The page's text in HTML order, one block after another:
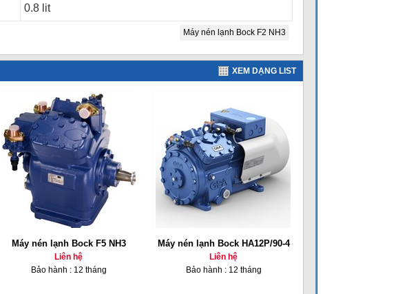
0.8 lit
Máy nén lạnh Bock F2 NH3
XEM DẠNG LIST
Máy nén lạnh Bock F5 NH3
Liên hệ
Bảo hành : 12 tháng
Máy nén lạnh Bock HA12P/90-4
Liên hệ
Bảo hành : 12 tháng